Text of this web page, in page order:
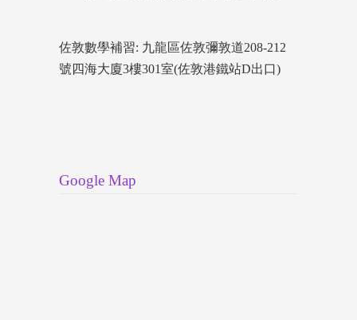
佐敦數學補習: 九龍區佐敦彌敦道208-212
號四海大廈3樓301室(佐敦港鐵站D出口)
Google Map